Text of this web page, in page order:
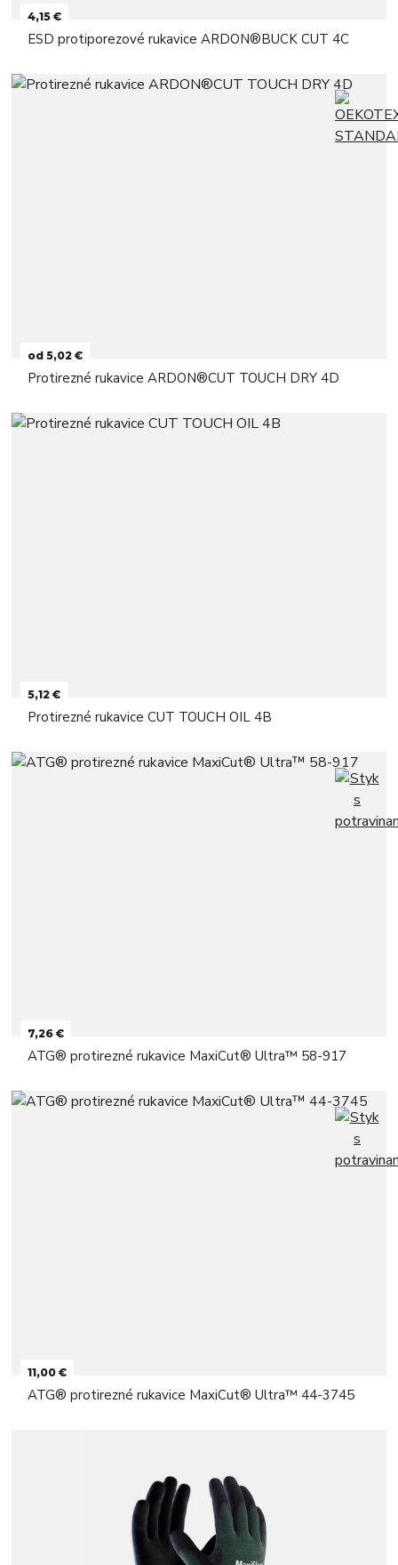
4,15 €
ESD protiporezové rukavice ARDON®BUCK CUT 4C
od 5,02 €
Protirezné rukavice ARDON®CUT TOUCH DRY 4D
5,12 €
Protirezné rukavice CUT TOUCH OIL 4B
7,26 €
ATG® protirezné rukavice MaxiCut® Ultra™ 58-917
11,00 €
ATG® protirezné rukavice MaxiCut® Ultra™ 44-3745